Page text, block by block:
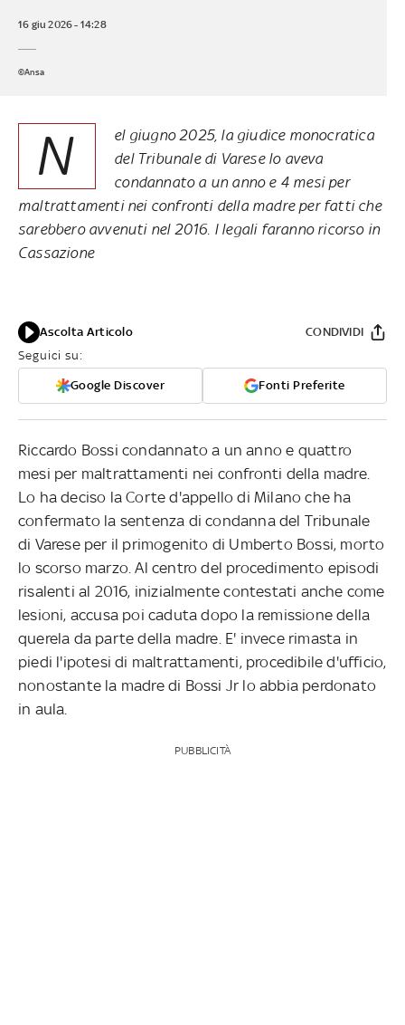
16 giu 2026 - 14:28
©Ansa
N
el giugno 2025, la giudice monocratica
del Tribunale di Varese lo aveva
condannato a un anno e 4 mesi per
maltrattamenti nei confronti della madre per fatti che
sarebbero avvenuti nel 2016. I legali faranno ricorso in
Cassazione
Ascolta Articolo
Seguici su:
Google Discover Fonti Preferite
CONDIVIDI
Riccardo Bossi condannato a un anno e quattro
mesi per maltrattamenti nei confronti della madre.
Lo ha deciso la Corte d'appello di Milano che ha
confermato la sentenza di condanna del Tribunale
di Varese per il primogenito di Umberto Bossi, morto
lo scorso marzo. Al centro del procedimento episodi
risalenti al 2016, inizialmente contestati anche come
lesioni, accusa poi caduta dopo la remissione della
querela da parte della madre. E' invece rimasta in
piedi l'ipotesi di maltrattamenti, procedibile d'ufficio,
nonostante la madre di Bossi Jr lo abbia perdonato
in aula.
PUBBLICITÀ